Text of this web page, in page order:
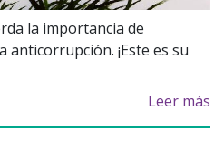
la importancia de
¡Este es su
Leer más